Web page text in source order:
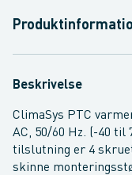
Beskrivelse
ClimaSys PTC
AC, 50/60 Hz. (-40
tilslutning er 4
skinne